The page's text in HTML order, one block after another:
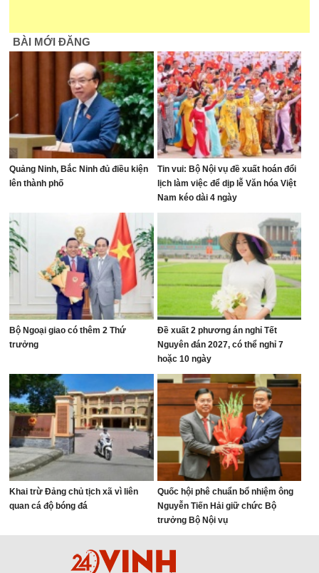
BÀI MỚI ĐĂNG
Quảng Ninh, Bắc Ninh đủ điều kiện
lên thành phố
Tin vui: Bộ Nội vụ đề xuất hoán đổi
lịch làm việc để dịp lễ Văn hóa Việt
Nam kéo dài 4 ngày
Bộ Ngoại giao có thêm 2 Thứ
trưởng
Đề xuất 2 phương án nghỉ Tết
Nguyên đán 2027, có thể nghỉ 7
hoặc 10 ngày
Khai trừ Đảng chủ tịch xã vì liên
quan cá độ bóng đá
Quốc hội phê chuẩn bổ nhiệm ông
Nguyễn Tiến Hải giữ chức Bộ
trưởng Bộ Nội vụ